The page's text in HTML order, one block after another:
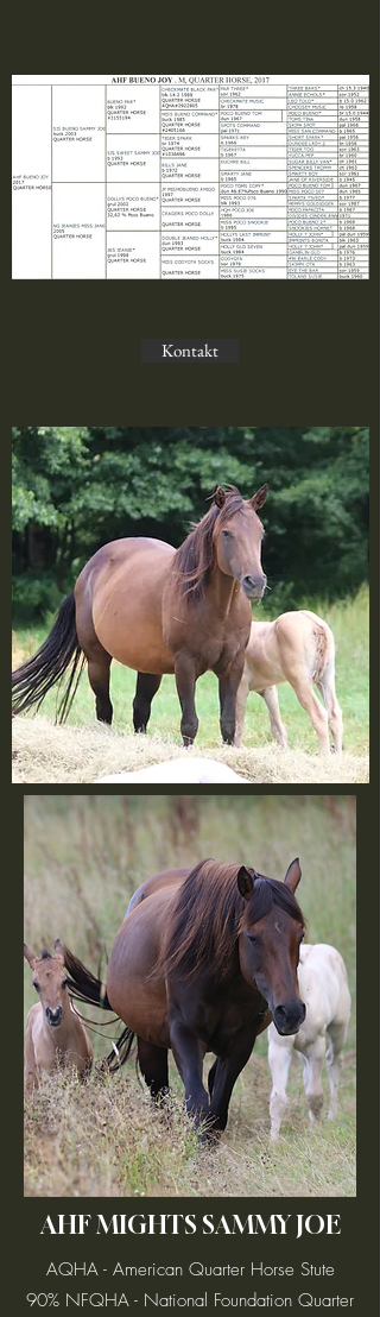
Kontakt
AHF MIGHTS SAMMY JOE
AQHA - American Quarter Horse Stute
90% NFQHA - National Foundation Quarter